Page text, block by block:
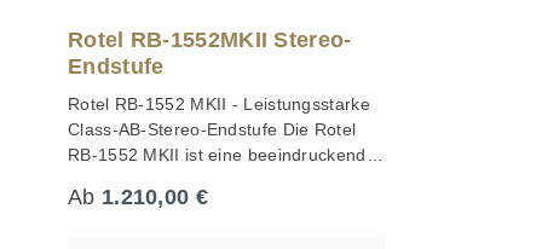
Rotel RB-1552MKII Stereo-
Endstufe
Rotel RB-1552 MKII - Leistungsstarke
Class-AB-Stereo-Endstufe Die Rotel
RB-1552 MKII ist eine beeindruckende
Watt pro Kanal an 8 Ohm
Regulärer Preis:
Ab 1.210,00 €